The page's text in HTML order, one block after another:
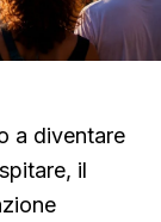
a diventare
il